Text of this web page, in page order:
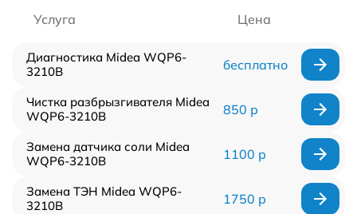
Услуга Цена
Диагностика Midea WQP6-
3210B
бесплатно
Чистка разбрызгивателя Midea
WQP6-3210B
850 р
Замена датчика соли Midea
WQP6-3210B
1100 р
Замена ТЭН Midea WQP6-
3210B
1750 р